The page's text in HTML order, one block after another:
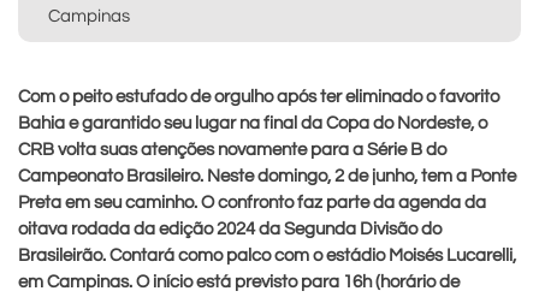
Campinas
Com o peito estufado de orgulho após ter eliminado o favorito
Bahia e garantido seu lugar na final da Copa do Nordeste, o
CRB volta suas atenções novamente para a Série B do
Campeonato Brasileiro. Neste domingo, 2 de junho, tem a Ponte
Preta em seu caminho. O confronto faz parte da agenda da
oitava rodada da edição 2024 da Segunda Divisão do
Brasileirão. Contará como palco com o estádio Moisés Lucarelli,
em Campinas. O início está previsto para 16h (horário de